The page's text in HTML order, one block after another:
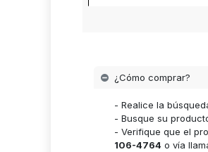
¿Cómo comprar?
- Realice la
- Busque su
- Verifique que el
106-4764 o vía